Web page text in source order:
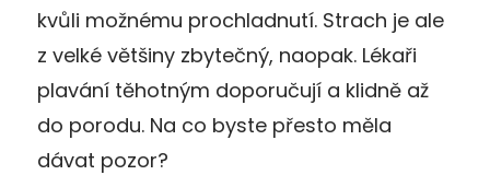
kvůli možnému prochladnutí. Strach je ale
z velké většiny zbytečný, naopak. Lékaři
plavání těhotným doporučují a klidně až
do porodu. Na co byste přesto měla
dávat pozor?